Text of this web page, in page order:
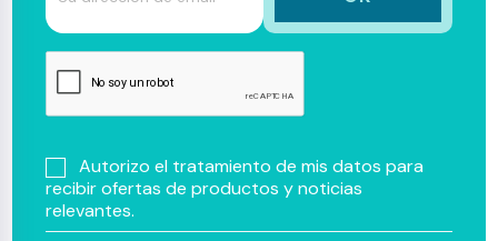
Autorizo el tratamiento de mis datos para
recibir ofertas de productos y noticias
relevantes.